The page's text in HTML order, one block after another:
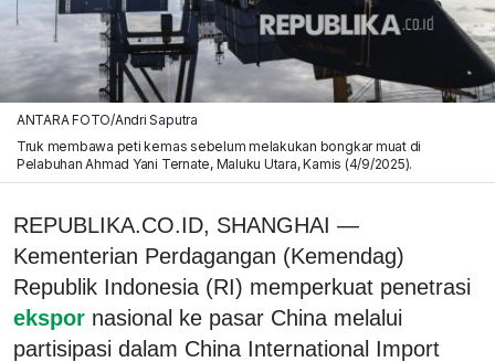
ANTARA FOTO/Andri Saputra
Truk membawa peti kemas sebelum melakukan bongkar muat di
Pelabuhan Ahmad Yani Ternate, Maluku Utara, Kamis (4/9/2025).
REPUBLIKA.CO.ID, SHANGHAI —
Kementerian Perdagangan (Kemendag)
Republik Indonesia (RI) memperkuat penetrasi
ekspor nasional ke pasar China melalui
partisipasi dalam China International Import